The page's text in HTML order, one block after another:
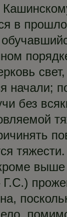
в
начали;
без
выше
Г.С.)